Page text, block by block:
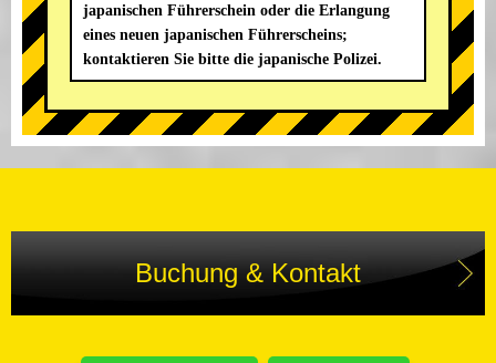
japanischen Führerschein oder die Erlangung
eines neuen japanischen Führerscheins;
kontaktieren Sie bitte die japanische Polizei.
Buchung & Kontakt